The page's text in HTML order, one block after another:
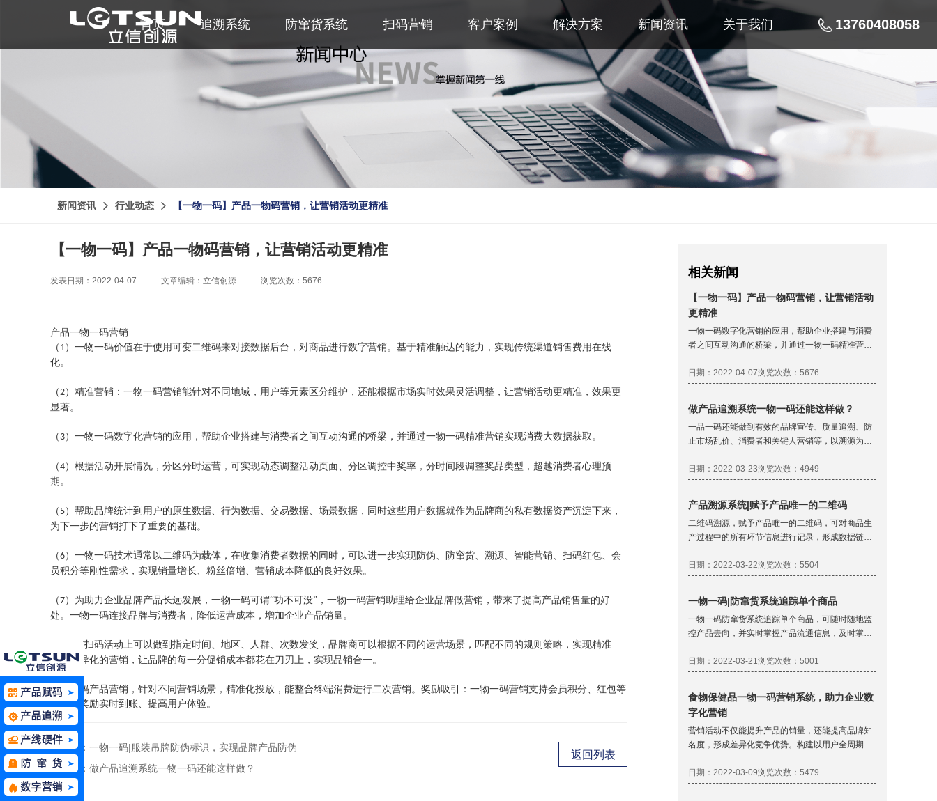
首页 追溯系统 防窜货系统 扫码营销 客户案例 解决方案 新闻资讯 关于我们 13760408058
新闻资讯 行业动态 【一物一码】产品一物码营销，让营销活动更精准
【一物一码】产品一物码营销，让营销活动更精准
发表日期：2022-04-07 文章编辑：立信创源 浏览次数：5676
产品一物一码营销
（ 1）一物一码价值在于使用可变二维码来对接数据后台，对商品进行数字营销。基于精准触达的能力，实现传统渠道销售费用在线
化。
（2）精准营销：一物一码营销能针对不同地域，用户等元素区分维护，还能根据市场实时效果灵活调整，让营销活动更精准，效果更
显著。
（ 3）一物一码数字化营销的应用，帮助企业搭建与消费者之间互动沟通的桥梁，并通过一物一码精准营销实现消费大数据获取。
（4）根据活动开展情况，分区分时运营，可实现动态调整活动页面、分区调控中奖率，分时间段调整奖品类型，超越消费者心理预
期。
（ 5）帮助品牌统计到用户的原生数据、行为数据、交易数据、场景数据，同时这些用户数据就作为品牌商的私有数据资产沉淀下来，
为下一步的营销打下了重要的基础。
（6）一物一码技术通常以二维码为载体，在收集消费者数据的同时，可以进一步实现防伪、防窜货、溯源、智能营销、扫码红包、会
员积分等刚性需求，实现销量增长、粉丝倍增、营销成本降低的良好效果。
（7）为助力企业品牌产品长远发展，一物一码可谓“功不可没”，一物一码营销助理给企业品牌做营销，带来了提高产品销售量的好
处。一物一码连接品牌与消费者，降低运营成本，增加企业产品销量。
）在扫码活动上可以做到指定时间、地区、人群、次数发奖，品牌商可以根据不同的运营场景，匹配不同的规则策略，实现精准
化、差异化的营销，让品牌的每一分促销成本都花在刀刃上，实现品销合一。
一物一码产品营销，针对不同营销场景，精准化投放，能整合终端消费进行二次营销。奖励吸引：一物一码营销支持会员积分、红包等
互动、奖励实时到账、提高用户体验。
上一篇：一物一码|服装吊牌防伪标识，实现品牌产品防伪
下一篇：做产品追溯系统一物一码还能这样做？
返回列表
相关新闻
【一物一码】产品一物码营销，让营销活动
更精准
一物一码数字化营销的应用，帮助企业搭建与消费
者之间互动沟通的桥梁，并通过一物一码精准营销
日期：2022-04-07浏览次数：5676
做产品追溯系统一物一码还能这样做？
一品一码还能做到有效的品牌宣传、质量追溯、防
止市场乱价、消费者和关键人营销等，以溯源为切
信任感以产品为基础不断提升，提升产品的溢价能
力的同时保障产品质量！
日期：2022-03-23浏览次数：4949
产品溯源系统|赋予产品唯一的二维码
二维码溯源，赋予产品唯一的二维码，可对商品生
产过程中的所有环节信息进行记录，形成数据链，
日期：2022-03-22浏览次数：5504
一物一码|防窜货系统追踪单个商品
一物一码防窜货系统追踪单个商品，可随时随地监
控产品去向，并实时掌握产品流通信息，及时掌握
回。
日期：2022-03-21浏览次数：5001
食物保健品一物一码营销系统，助力企业数
字化营销
营销活动不仅能提升产品的销量，还能提高品牌知
名度，形成差异化竞争优势。构建以用户全周期办
值用户，促进老客户回购，提高品牌忠诚度。将品
牌与消费者联系起来，完成1对1的互动，下降运营
日期：2022-03-09浏览次数：5479